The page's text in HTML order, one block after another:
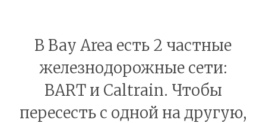
В Bay Area есть 2 частные
железнодорожные сети:
BART и Caltrain. Чтобы
пересесть с одной на другую,